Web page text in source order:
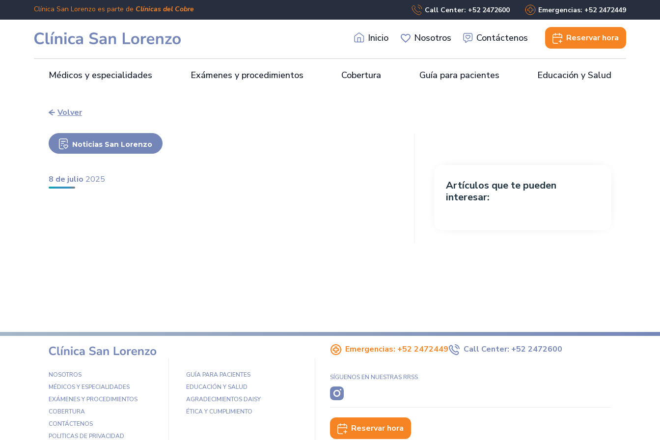
Clínica San Lorenzo es parte de Clínicas del Cobre Call Center: +52 2472600 Emergencias: +52 2472449
Inicio Nosotros Contáctenos Reservar hora
Médicos y especialidades Exámenes y procedimientos Cobertura Guía para pacientes Educación y Salud
Volver
Noticias San Lorenzo
8 de julio 2025
Artículos que te pueden
interesar:
NOSOTROS
MÉDICOS Y ESPECIALIDADES
EXÁMENES Y PROCEDIMIENTOS
COBERTURA
CONTÁCTENOS
POLITICAS DE PRIVACIDAD
GUÍA PARA PACIENTES
EDUCACIÓN Y SALUD
AGRADECIMIENTOS DAISY
ÉTICA Y CUMPLIMIENTO
Emergencias: +52 2472449 Call Center: +52 2472600
SÍGUENOS EN NUESTRAS RRSS
Reservar hora